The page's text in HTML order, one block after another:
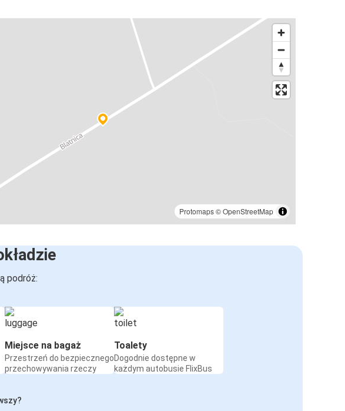
Protomaps©OpenStreetMap
podróż:
Miejsce na bagaż
Przestrzeń do bezpiecznego
przechowywania rzeczy
Toalety
Dogodnie dostępne w
każdym autobusie FlixBus